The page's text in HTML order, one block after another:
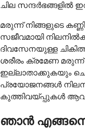
ചില സന്ദർഭങ്ങളിൽ
മരുന്ന് നിങ്ങളുടെ
സജീവമായി
ദിവസേനയുള്ള
ശരീരം ക്രമേണ മരുന്ന്
ഇല്ലാതാക്കുകയും
പ്രയോജനങ്ങൾ
കുത്തിവയ്പ്പുകൾ
ഞാൻ